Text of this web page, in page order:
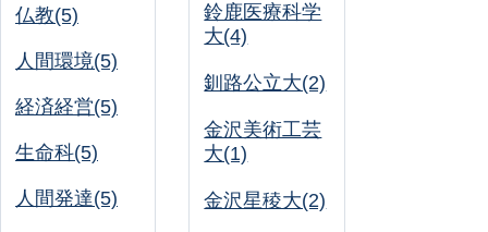
仏教(5)
人間環境(5)
経済経営(5)
生命科(5)
人間発達(5)
鈴鹿医療科学
大(4)
釧路公立大(2)
金沢美術工芸
大(1)
金沢星稜大(2)